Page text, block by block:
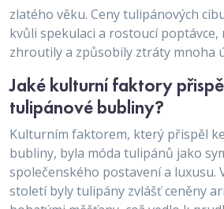
zlatého věku. Ceny tulipánových
kvůli spekulaci a rostoucí poptávce,
zhroutily a způsobily ztráty mnoha
Jaké kulturní faktory
tulipánové bubliny?
Kulturním faktorem, který přispěl
bubliny, byla móda tulipánů jako
společenského postavení a luxusu.
století byly tulipány zvlášť ceněny